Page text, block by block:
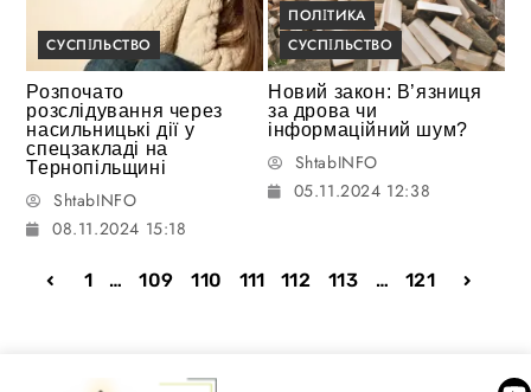
СУСПІЛЬСТВО
Розпочато
розслідування через
насильницькі дії у
спецзакладі на
Тернопільщині
ShtabINFO
08.11.2024 15:18
ПОЛІТИКА
СУСПІЛЬСТВО
Новий закон: В’язниця
за дрова чи
інформаційний шум?
ShtabINFO
05.11.2024 12:38
1 … 109 110 111 112 113 … 121